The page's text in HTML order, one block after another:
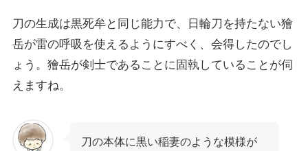
刀の生成は黒死牟と同じ能力で、日輪刀を持たない獪
岳が雷の呼吸を使えるようにすべく、会得したのでし
ょう。獪岳が剣士であることに固執していることが伺
えますね。
刀の本体に黒い稲妻のような模様が